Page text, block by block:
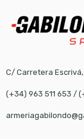
C/ Carretera Escrivá,
(+34) 963 511 653 /